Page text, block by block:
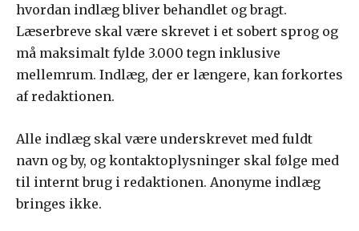
hvordan indlæg bliver behandlet og bragt.
Læserbreve skal være skrevet i et sobert sprog og
må maksimalt fylde 3.000 tegn inklusive
mellemrum. Indlæg, der er længere, kan forkortes
af redaktionen.
Alle indlæg skal være underskrevet med fuldt
navn og by, og kontaktoplysninger skal følge med
til internt brug i redaktionen. Anonyme indlæg
bringes ikke.